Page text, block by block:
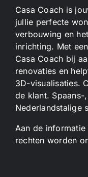
Casa Coach is
jullie perfecte
verbouwing en
inrichting. Met
Casa Coach bij
renovaties en
3D-visualisaties.
de klant.
Nederlandstalige
Aan de
rechten worden